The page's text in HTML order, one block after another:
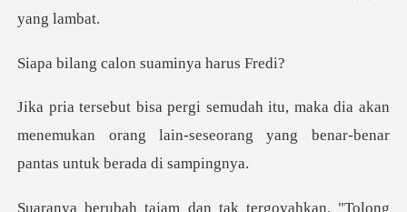
calon suaminy
a dia akan
menemukan orang lain-seseorang yang